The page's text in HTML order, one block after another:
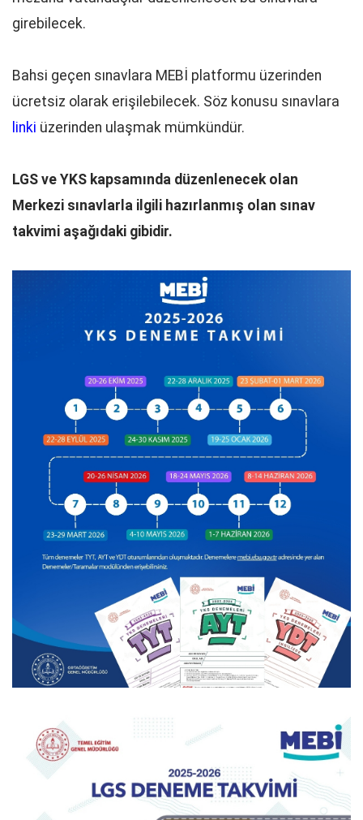
girebilecek.
Bahsi geçen sınavlara MEBİ platformu üzerinden
ücretsiz olarak erişilebilecek. Söz konusu sınavlara
linki üzerinden ulaşmak mümkündür.
LGS ve YKS kapsamında düzenlenecek olan
Merkezi sınavlarla ilgili hazırlanmış olan sınav
takvimi aşağıdaki gibidir.